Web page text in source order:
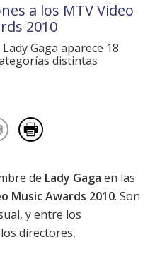
a los MTV Video
2010
Gaga aparece 18
distintas
de Lady Gaga en las
Music Awards 2010. Son
y entre los
directores,